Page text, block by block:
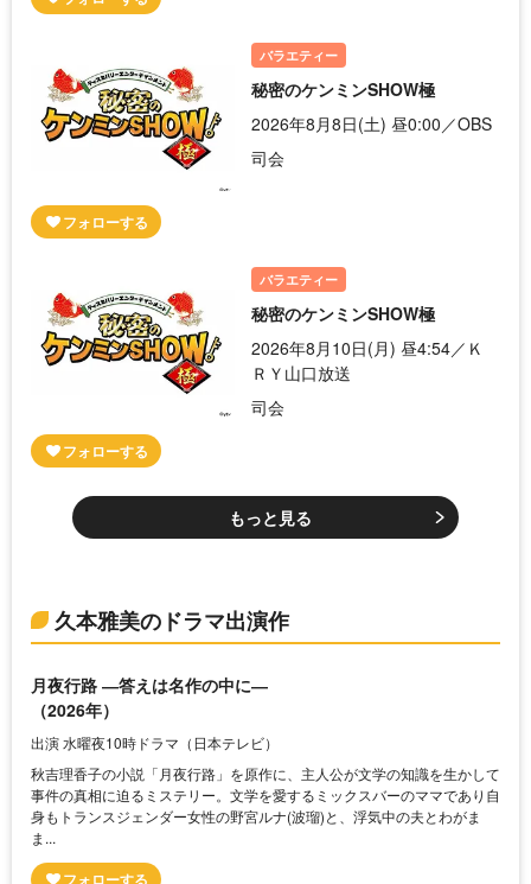
バラエティー
秘密のケンミンSHOW極
2026年8月8日(土) 昼0:00／OBS
司会
バラエティー
秘密のケンミンSHOW極
2026年8月10日(月) 昼4:54／Ｋ
ＲＹ山口放送
司会
もっと見る
久本雅美のドラマ出演作
月夜行路 ―答えは名作の中に―
（2026年）
出演 水曜夜10時ドラマ（日本テレビ）
秋吉理香子の小説「月夜行路」を原作に、主人公が文学の知識を生かして
事件の真相に迫るミステリー。文学を愛するミックスバーのママであり自
身もトランスジェンダー女性の野宮ルナ(波瑠)と、浮気中の夫とわがま
ま...